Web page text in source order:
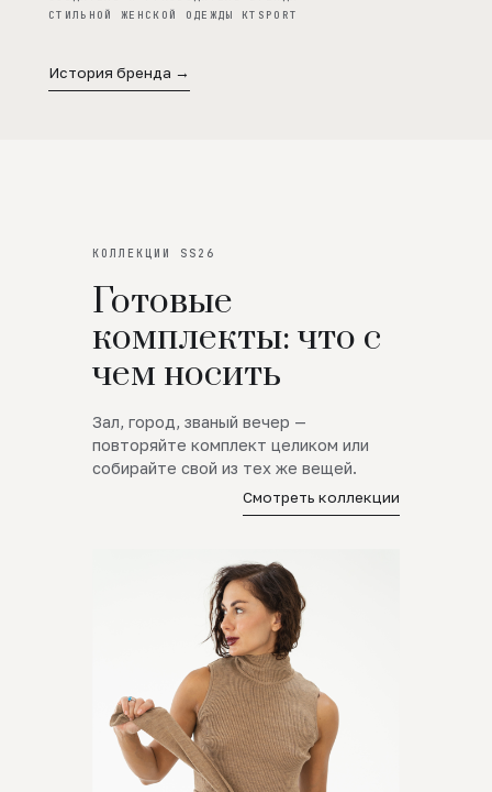
СТИЛЬНОЙ ЖЕНСКОЙ ОДЕЖДЫ KTSPORT
История бренда →
КОЛЛЕКЦИИ SS26
Готовые
комплекты: что с
чем носить
Зал, город, званый вечер —
повторяйте комплект целиком или
собирайте свой из тех же вещей.
Смотреть коллекции